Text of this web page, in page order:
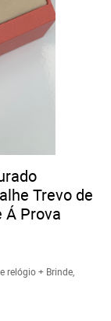
Trevo de
Á Prova
relógio + Brinde